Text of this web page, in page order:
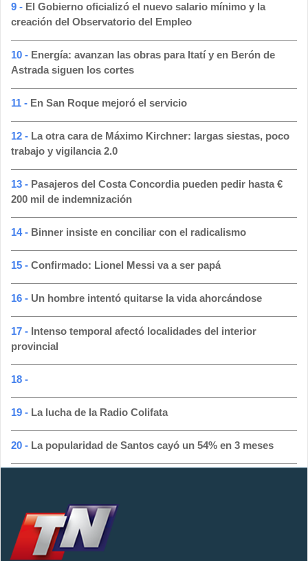
9 - El Gobierno oficializó el nuevo salario mínimo y la
creación del Observatorio del Empleo
10 - Energía: avanzan las obras para Itatí y en Berón de
Astrada siguen los cortes
11 - En San Roque mejoró el servicio
12 - La otra cara de Máximo Kirchner: largas siestas, poco
trabajo y vigilancia 2.0
13 - Pasajeros del Costa Concordia pueden pedir hasta €
200 mil de indemnización
14 - Binner insiste en conciliar con el radicalismo
15 - Confirmado: Lionel Messi va a ser papá
16 - Un hombre intentó quitarse la vida ahorcándose
17 - Intenso temporal afectó localidades del interior
provincial
18 -
19 - La lucha de la Radio Colifata
20 - La popularidad de Santos cayó un 54% en 3 meses